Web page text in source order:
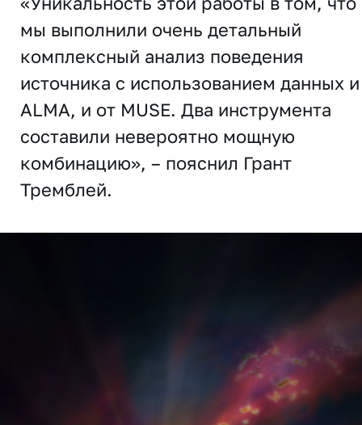
мы выполнили очень детальный
комплексный анализ поведения
источника с использованием данных
ALMA, и от MUSE. Два инструмента
составили невероятно мощную
комбинацию», – пояснил Грант
Тремблей.